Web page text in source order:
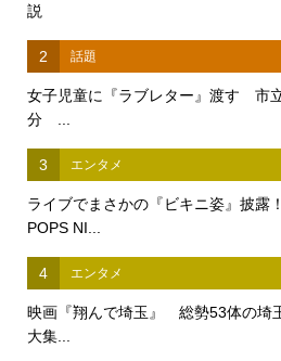
説
2 話題
女子児童に『ラブレター』渡す 市
分 ...
3 エンタメ
ライブでまさかの『ビキニ姿』披
POPS NI...
4 エンタメ
映画『翔んで埼玉』 総勢53体の埼
大集...